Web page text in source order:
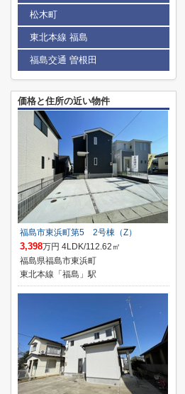
松木町
東北本線 福島
福島交通 曽根田
価格と住所の近い物件
福島市東浜町第5 2号棟（Z）
3,398万円 4LDK/112.62㎡
福島県福島市東浜町
東北本線「福島」駅